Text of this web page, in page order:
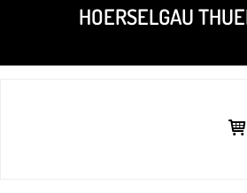
springen
HOERSELGAU